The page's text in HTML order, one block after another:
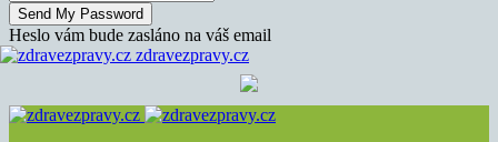
Heslo vám bude zasláno na váš email
zdravezpravy.cz